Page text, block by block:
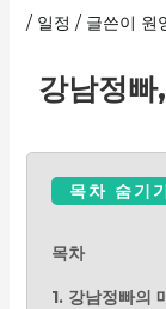
/ 일정 / 글쓴이 원
강남정
목차 숨기
목차
1. 강남정빠의